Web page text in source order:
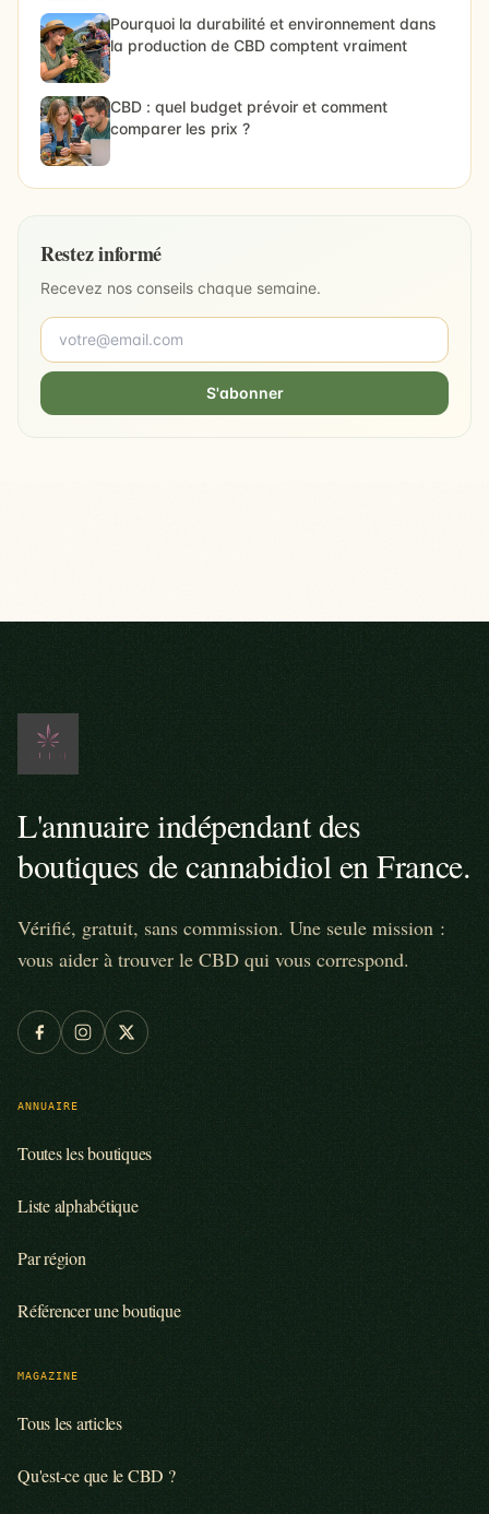
Pourquoi la durabilité et environnement dans
la production de CBD comptent vraiment
CBD : quel budget prévoir et comment
comparer les prix ?
Restez informé
Recevez nos conseils chaque semaine.
S'abonner
L'annuaire indépendant des
boutiques de cannabidiol en France.
Vérifié, gratuit, sans commission. Une seule mission :
vous aider à trouver le CBD qui vous correspond.
ANNUAIRE
Toutes les boutiques
Liste alphabétique
Par région
Référencer une boutique
MAGAZINE
Tous les articles
Qu'est-ce que le CBD ?